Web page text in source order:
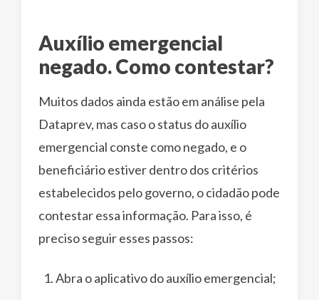
Auxílio emergencial
negado. Como contestar?
Muitos dados ainda estão em análise pela
Dataprev, mas caso o status do auxílio
emergencial conste como negado, e o
beneficiário estiver dentro dos critérios
estabelecidos pelo governo, o cidadão pode
contestar essa informação. Para isso, é
preciso seguir esses passos:
Abra o aplicativo do auxílio emergencial;